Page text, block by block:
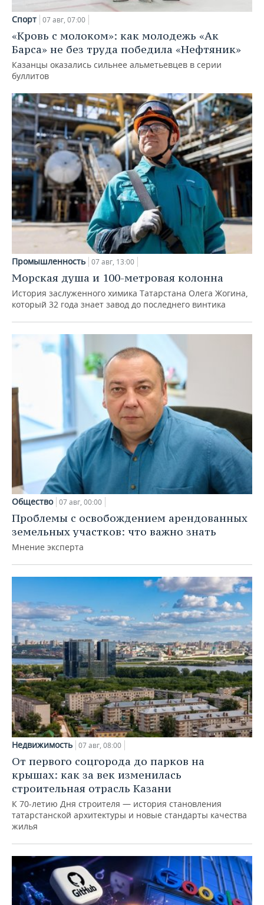
Спорт 07 авг, 07:00
«Кровь с молоком»: как молодежь «Ак
Барса» не без труда победила «Нефтяник»
Казанцы оказались сильнее альметьевцев в серии
буллитов
Промышленность 07 авг, 13:00
Морская душа и 100-метровая колонна
История заслуженного химика Татарстана Олега Жогина,
который 32 года знает завод до последнего винтика
Общество 07 авг, 00:00
Проблемы с освобождением арендованных
земельных участков: что важно знать
Мнение эксперта
Недвижимость 07 авг, 08:00
От первого соцгорода до парков на
крышах: как за век изменилась
строительная отрасль Казани
К 70-летию Дня строителя — история становления
татарстанской архитектуры и новые стандарты качества
жилья